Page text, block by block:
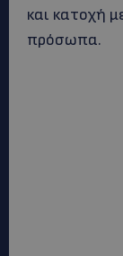
και κατοχή
πρόσωπα.